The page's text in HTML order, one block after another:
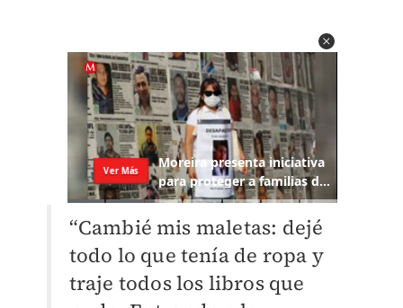
“Cambié mis maletas: dejé
todo lo que tenía de ropa y
traje todos los libros que